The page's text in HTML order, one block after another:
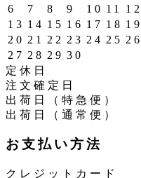
6
7 8 9 10 11
12
13 14 15 16 17 18 19
20 21 22 23 24 25 26
27 28 29 30
定休日
注文確定日
出荷日（特急便）
出荷日（通常便）
お支払い方法
クレジットカード